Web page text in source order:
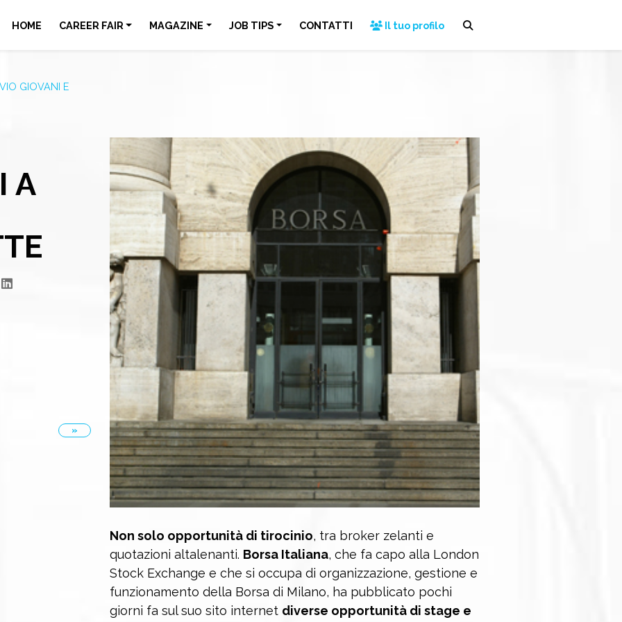
HOME CAREER FAIR MAGAZINE JOB TIPS CONTATTI Il tuo profilo
GIOVANI E
A
»
Non solo opportunità di tirocinio, tra broker zelanti e
quotazioni altalenanti. Borsa Italiana, che fa capo alla London
Stock Exchange e che si occupa di organizzazione, gestione e
funzionamento della Borsa di Milano, ha pubblicato pochi
giorni fa sul suo sito internet diverse opportunità di stage e